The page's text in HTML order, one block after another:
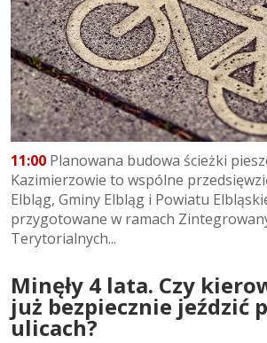
11:00 Planowana budowa ścieżki
Kazimierzowie to wspólne
Elbląg, Gminy Elbląg i Powiatu
przygotowane w ramach
Terytorialnych...
Minęły 4 lata. Czy
już bezpiecznie jeździć
ulicach?